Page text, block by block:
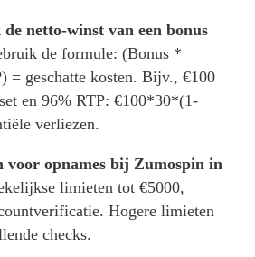
netto-winst van een bonus
de formule: (Bonus *
= geschatte kosten. Bijv., €100
en 96% RTP: €100*30*(1-
verliezen.
opnames bij Zumospin in
limieten tot €5000,
Hogere limieten
checks.